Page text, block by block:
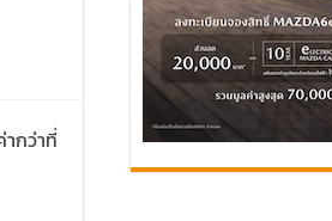
กว่าที่